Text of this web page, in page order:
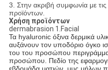
3. Στην ακριβή συμφωνία με
προϊόντων.
Χρήση προϊόντων
dermabrasion 1.Facial
Τα hyaluronic όξινα δερμικά
αυξάνουν τον υποδόριο όγκο
του του προσώπου
προσώπου. Πεδίο της
εβδομάδα ματιών, μυς μήλων